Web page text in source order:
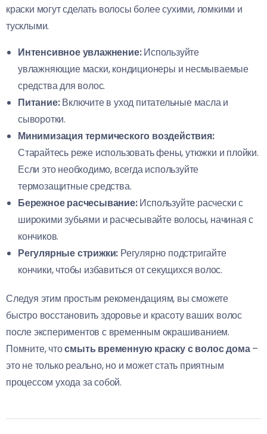
краски могут сделать волосы более сухими, ломкими и
тусклыми.
Интенсивное увлажнение:Используйте
увлажняющие маски, кондиционеры и несмываемые
средства для волос.
Питание:Включите в уход питательные масла и
сыворотки.
Минимизация термического воздействия:
Старайтесь реже использовать фены, утюжки и плойки.
Если это необходимо, всегда используйте
термозащитные средства.
Бережное расчесывание:Используйте расчески с
широкими зубьями и расчесывайте волосы, начиная с
кончиков.
Регулярные стрижки: Регулярно подстригайте
кончики, чтобы избавиться от секущихся волос.
Следуя этим простым рекомендациям, вы сможете
быстро восстановить здоровье и красоту ваших волос
после экспериментов с временным окрашиванием.
Помните, чтосмыть временную краску с волос дома–
это не только реально, но и может стать приятным
процессом ухода за собой.